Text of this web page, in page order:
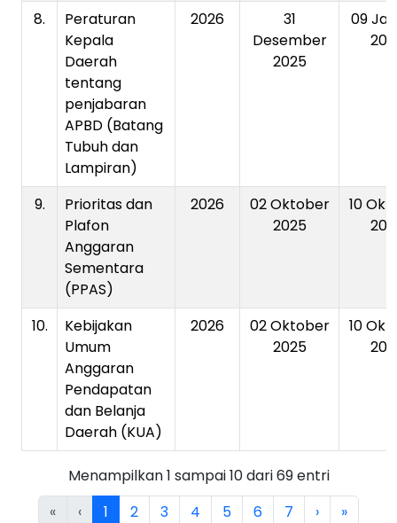
8.
Peraturan
Kepala
Daerah
tentang
penjabaran
APBD (Batang
Tubuh dan
Lampiran)
2026
31
Desember
2025
09
9.
Prioritas dan
Plafon
Anggaran
Sementara
(PPAS)
2026
02 Oktober
2025
10
10.
Kebijakan
Umum
Anggaran
Pendapatan
dan Belanja
Daerah (KUA)
2026
02 Oktober
2025
10
Menampilkan 1 sampai 10 dari 69 entri
«
‹ 1 2 3 4 5 6 7 › »